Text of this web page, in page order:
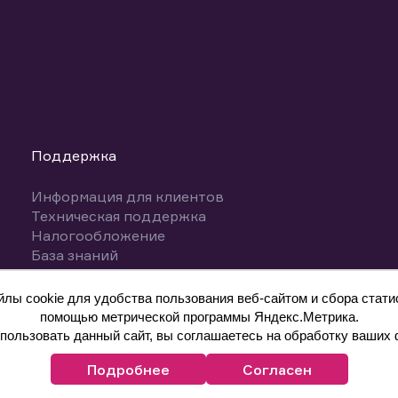
Поддержка
Информация для клиентов
Техническая поддержка
Налогообложение
База знаний
Вопросы и ответы
cookie для удобства пользования веб-сайтом и сбора
помощью метрической программы Яндекс.Метрика.
данный сайт, вы соглашаетесь на обработку ваших
Подробнее Согласен